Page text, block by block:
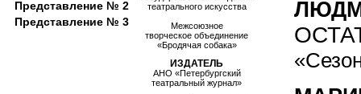
театрального искусства
Межсоюзное
творческое объединение
«Бродячая собака»
ИЗДАТЕЛЬ
АНО «Петербургский
театральный журнал»
Представление № 2
Представление № 3